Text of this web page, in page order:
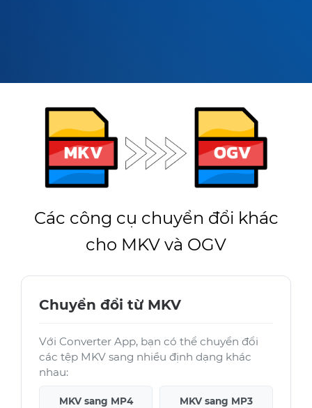
Các công cụ chuyển đổi khác
cho MKV và OGV
Chuyển đổi từ MKV
Với Converter App, bạn có thể chuyển đổi
các tệp MKV sang nhiều định dạng khác
nhau:
MKV sang MP4 MKV sang MP3